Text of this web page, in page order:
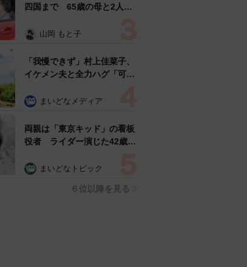
四国まで 65歳の母と2人で
憩まで分刻み… 「大学生で
山岡 もと子
「我慢できず」村上佳菜子、
イケメン夫と全力ハグ「可愛
まいどなメディア
両親は「東京キッド」の看板
役者 ライダー演じた42歳元
ングフォト」計画を明言
まいどなトピック
６位以降を見る